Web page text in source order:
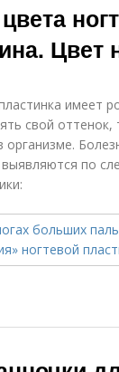
Цвет
имеет
свой оттенок,
организме.
выявляются по